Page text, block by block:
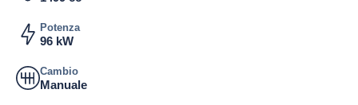
Potenza
96 kW
Cambio
Manuale